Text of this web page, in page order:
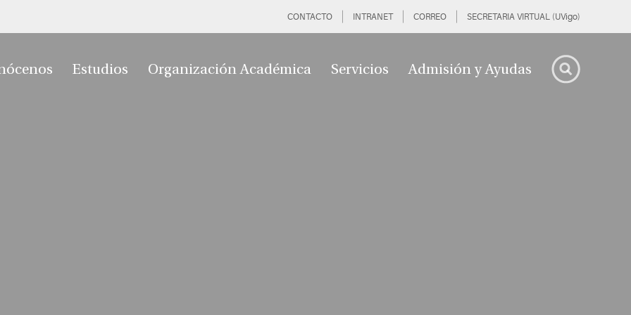
CONTACTO INTRANET CORREO SECRETARIA VIRTUAL (UVigo)
Estudios Organización Académica Servicios Admisión y Ayudas